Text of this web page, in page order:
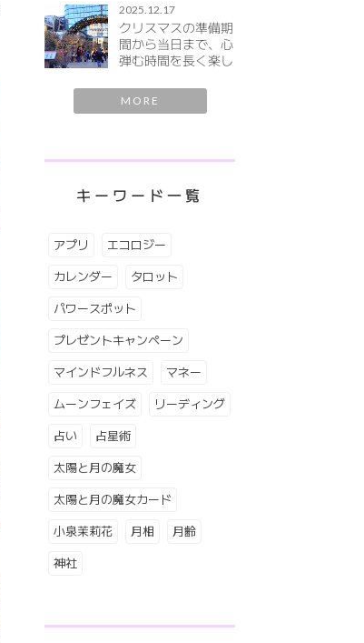
は地口行燈が21:00
まで境内を彩ります
2025.12.17
クリスマスの準備期
間から当日まで、心
弾む時間を長く楽し
ルズのクリスマスマ
ーケット「AZABUDAI
MORE
キーワード一覧
アプリ エコロジー
カレンダー タロット
パワースポット
プレゼントキャンペーン
マインドフルネス マネー
ムーンフェイズ リーディング
占い 占星術
太陽と月の魔女
太陽と月の魔女カード
小泉茉莉花 月相 月齢
神社